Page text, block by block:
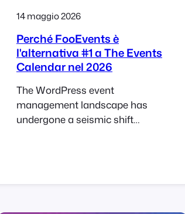
14 maggio 2026
Perché FooEvents è
l'alternativa #1 a The Events
Calendar nel 2026
The WordPress event
management landscape has
undergone a seismic shift